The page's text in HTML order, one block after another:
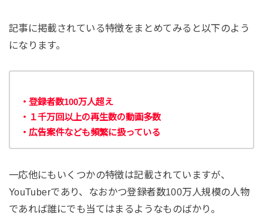
記事に掲載されている特徴をまとめてみると以下のよう
になります。
・登録者数100万人超え
・１千万回以上の再生数の動画多数
・広告案件なども頻繁に扱っている
一応他にもいくつかの特徴は記載されていますが、
YouTuberであり、なおかつ登録者数100万人規模の人物
であれば誰にでも当てはまるようなものばかり。